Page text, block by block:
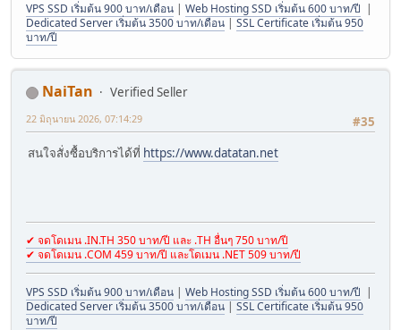
VPS SSD เริ่มต้น 900 บาท/เดือน | Web Hosting SSD เริ่มต้น 600 บาท/ปี |
Dedicated Server เริ่มต้น 3500 บาท/เดือน | SSL Certificate เริ่มต้น 950
บาท/ปี
NaiTan
Verified Seller
#35
22 มิถุนายน 2026, 07:14:29
สนใจสั่งซื้อบริการได้ที่ https://www.datatan.net
✔ จดโดเมน .IN.TH 350 บาท/ปี และ .TH อื่นๆ 750 บาท/ปี
✔ จดโดเมน .COM 459 บาท/ปี และโดเมน .NET 509 บาท/ปี
VPS SSD เริ่มต้น 900 บาท/เดือน | Web Hosting SSD เริ่มต้น 600 บาท/ปี |
Dedicated Server เริ่มต้น 3500 บาท/เดือน | SSL Certificate เริ่มต้น 950
บาท/ปี